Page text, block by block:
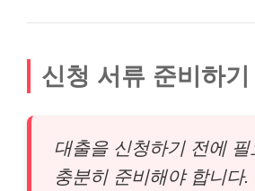
신청 서류 준비하기
대출을 신청하기 전에
충분히 준비해야 합니다